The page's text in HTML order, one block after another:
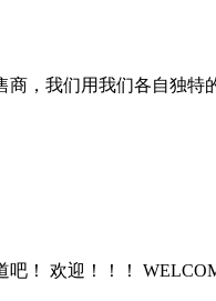
，我们用我们各自独特
！ 欢迎！！！